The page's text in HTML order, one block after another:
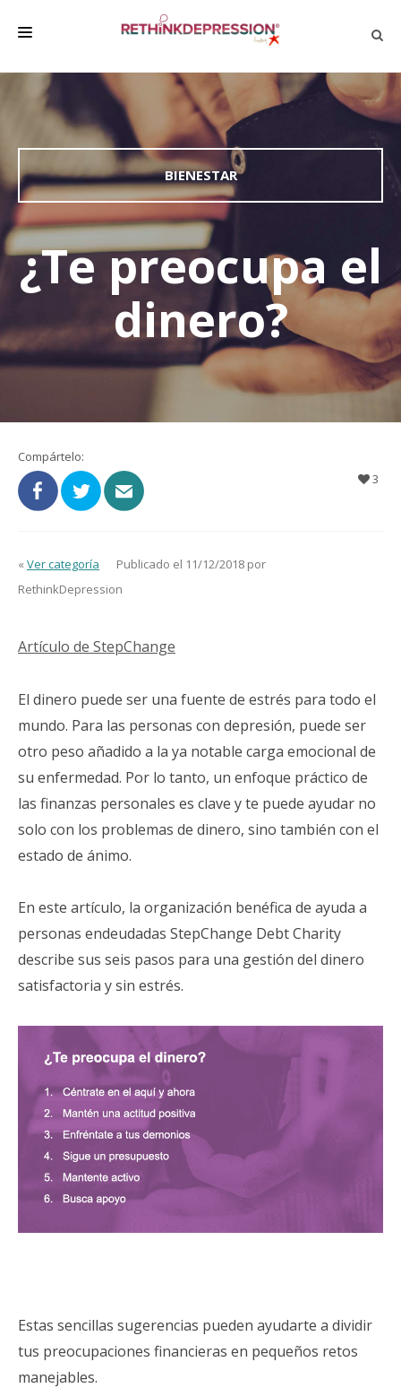
QUIÉNES SOMOS
ACERCA DE LA DEPRESIÓN
HABLAR CON LOS DEMÁS
BIENESTAR
FAMILIA Y AMIGOS
EMPRESA
DEPRESSÃO SEM RODEIOS
BIENESTAR
¿Te preocupa el
dinero?
Compártelo:
3
« Ver categoría
Publicado el 11/12/2018 por
RethinkDepression
Artículo de StepChange
El dinero puede ser una fuente de estrés para todo el
mundo. Para las personas con depresión, puede ser
otro peso añadido a la ya notable carga emocional de
su enfermedad. Por lo tanto, un enfoque práctico de
las finanzas personales es clave y te puede ayudar no
solo con los problemas de dinero, sino también con el
estado de ánimo.
En este artículo, la organización benéfica de ayuda a
personas endeudadas StepChange Debt Charity
describe sus seis pasos para una gestión del dinero
satisfactoria y sin estrés.
Estas sencillas sugerencias pueden ayudarte a dividir
tus preocupaciones financieras en pequeños retos
manejables.